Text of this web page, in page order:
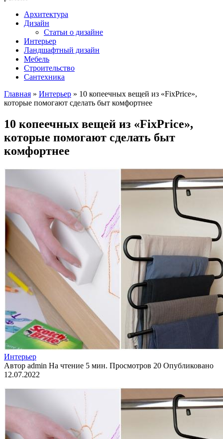
Архитектура
Дизайн
Статьи о дизайне
Интерьер
Ландшафтный дизайн
Мебель
Строительство
Сантехника
Главная » Интерьер » 10 копеечных вещей из «FixPrice»,
которые помогают сделать быт комфортнее
10 копеечных вещей из «FixPrice»,
которые помогают сделать быт
комфортнее
Интерьер
Автор admin На чтение 5 мин. Просмотров 20 Опубликовано
12.07.2022